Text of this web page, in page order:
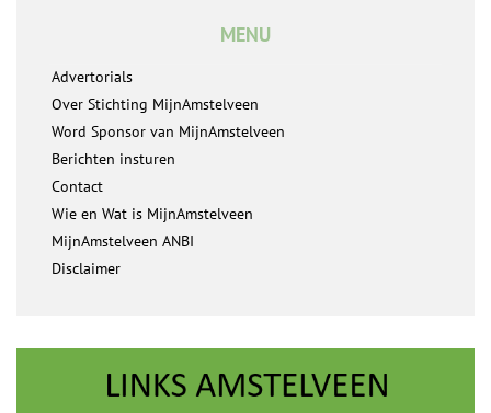
MENU
Advertorials
Over Stichting MijnAmstelveen
Word Sponsor van MijnAmstelveen
Berichten insturen
Contact
Wie en Wat is MijnAmstelveen
MijnAmstelveen ANBI
Disclaimer